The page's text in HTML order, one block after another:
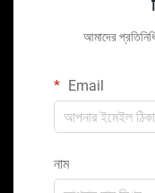
আমাদের
Email
নাম